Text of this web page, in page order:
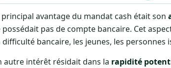
principal avantage du mandat cash était son
possédait pas de compte bancaire. Cet
difficulté bancaire, les jeunes, les personnes
autre intérêt résidait dans la rapidité